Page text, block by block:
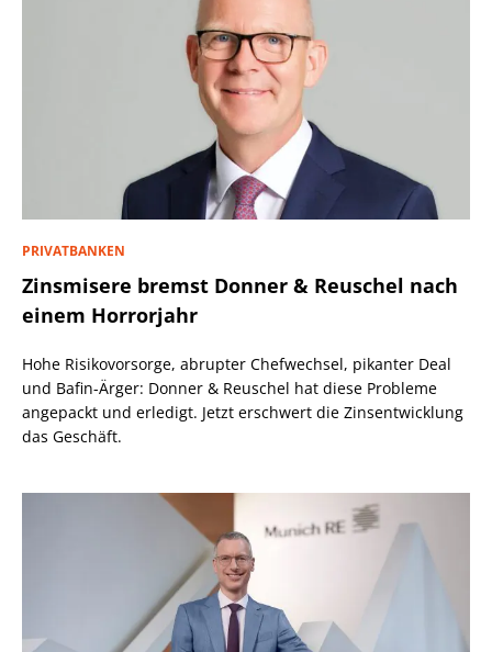
PRIVATBANKEN
Zinsmisere bremst Donner & Reuschel nach
einem Horrorjahr
Hohe Risikovorsorge, abrupter Chefwechsel, pikanter Deal
und Bafin-Ärger: Donner & Reuschel hat diese Probleme
angepackt und erledigt. Jetzt erschwert die Zinsentwicklung
das Geschäft.